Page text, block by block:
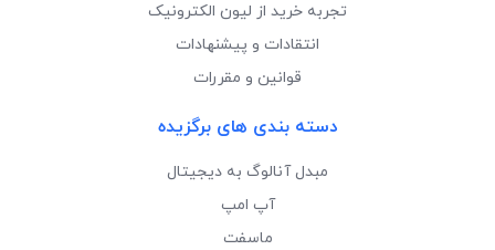
تجربه خرید از لیون الکترونیک
انتقادات و پیشنهادات
قوانین و مقررات
دسته بندی های برگزیده
مبدل آنالوگ به دیجیتال
آپ امپ
ماسفت